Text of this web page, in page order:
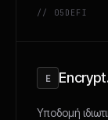
// 05 DEFI
E
Υποδομή